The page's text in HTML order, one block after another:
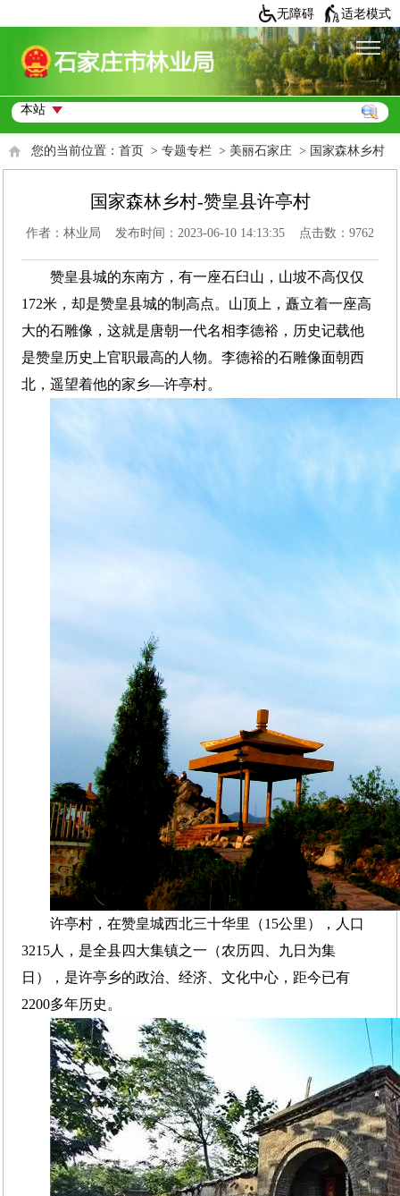
无障碍 适老模式
您的当前位置： 首页 > 专题专栏 > 美丽石家庄 > 国家森林乡村
国家森林乡村-赞皇县许亭村
作者：林业局 发布时间：2023-06-10 14:13:35 点击数： 9762
赞皇县城的东南方，有一座石臼山，山坡不高仅仅
172米，却是赞皇县城的制高点。山顶上，矗立着一座高
大的石雕像，这就是唐朝一代名相李德裕，历史记载他
是赞皇历史上官职最高的人物。李德裕的石雕像面朝西
北，遥望着他的家乡—许亭村。
许亭村，在赞皇城西北三十华里（15公里），人口
3215人，是全县四大集镇之一（农历四、九日为集
日），是许亭乡的政治、经济、文化中心，距今已有
2200多年历史。